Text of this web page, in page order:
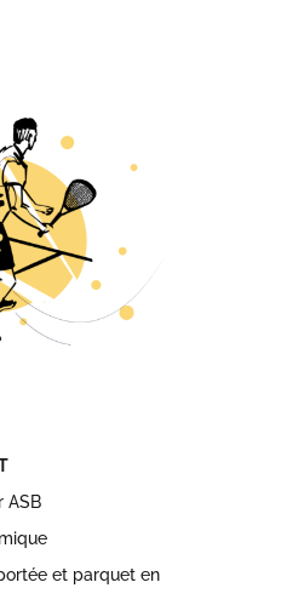
ASB
et parquet en